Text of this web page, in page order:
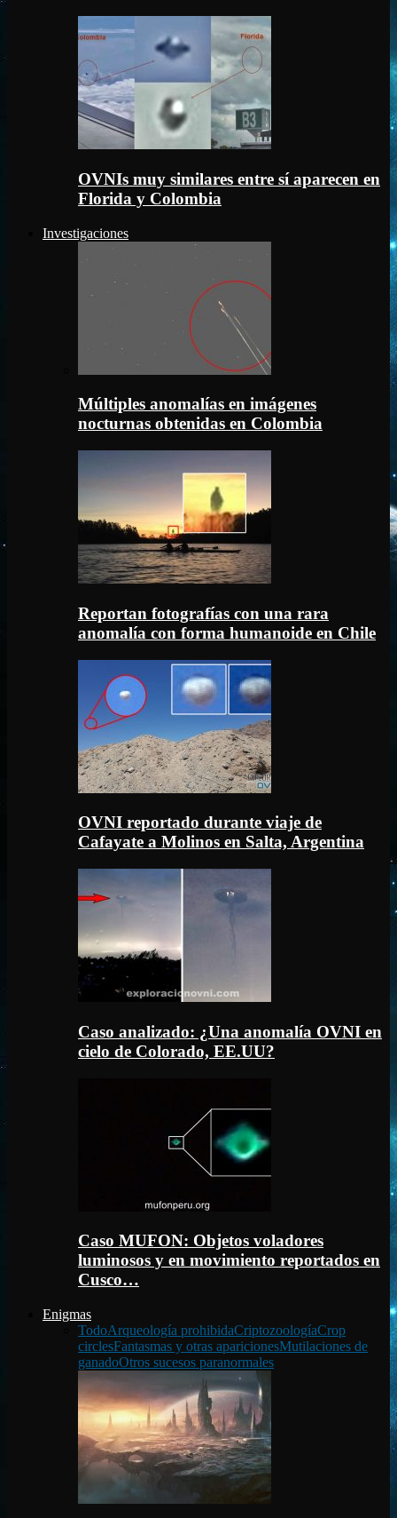
OVNIs muy similares entre sí aparecen en
Florida y Colombia
Investigaciones
Múltiples anomalías en imágenes
nocturnas obtenidas en Colombia
Reportan fotografías con una rara
anomalía con forma humanoide en Chile
OVNI reportado durante viaje de
Cafayate a Molinos en Salta, Argentina
Caso analizado: ¿Una anomalía OVNI en
cielo de Colorado, EE.UU?
Caso MUFON: Objetos voladores
luminosos y en movimiento reportados en
Cusco…
Enigmas
TodoArqueología prohibidaCriptozoologíaCrop
circlesFantasmas y otras aparicionesMutilaciones de
ganadoOtros sucesos paranormales